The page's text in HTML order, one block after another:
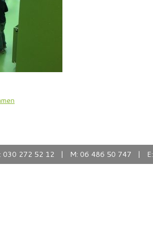
030 272 52 12 | M: 06 486 50 747 | E: